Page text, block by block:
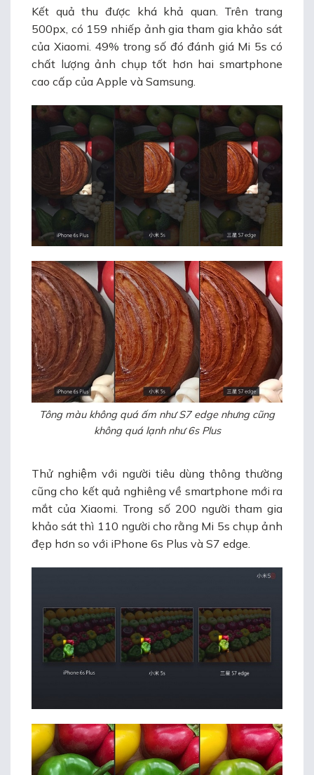
Kết quả thu được khá khả quan. Trên trang
500px, có 159 nhiếp ảnh gia tham gia khảo sát
của Xiaomi. 49% trong số đó đánh giá Mi 5s có
chất lượng ảnh chụp tốt hơn hai smartphone
cao cấp của Apple và Samsung.
Tông màu không quá ấm như S7 edge nhưng cũng
không quá lạnh như 6s Plus
Thử nghiệm với người tiêu dùng thông thường
cũng cho kết quả nghiêng về smartphone mới ra
mắt của Xiaomi. Trong số 200 người tham gia
khảo sát thì 110 người cho rằng Mi 5s chụp ảnh
đẹp hơn so với iPhone 6s Plus và S7 edge.